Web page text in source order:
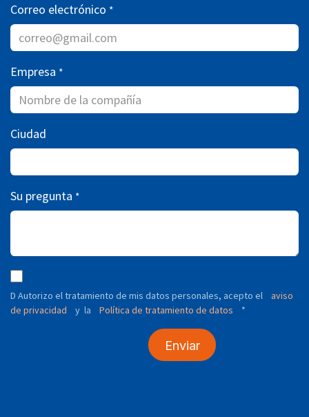
Correo electrónico *
Empresa *
Ciudad
Su pregunta *
D Autorizo ​​el tratamiento de mis datos personales, acepto el
aviso
de privacidad
y la Política de tratamiento de datos *
Enviar